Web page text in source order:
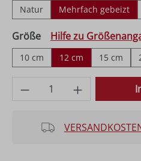
Natur Mehrfach gebeizt
Größeauswählen
Hilfe zu
10 cm 12 cm 15 cm
Produkt Anzahl: